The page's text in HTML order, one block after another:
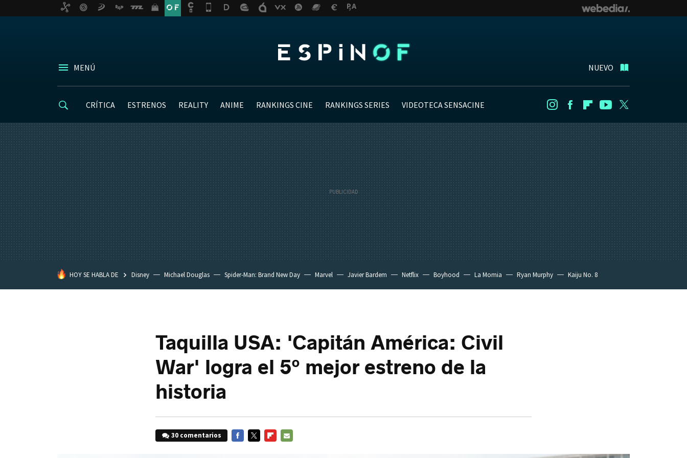
MENÚ NUEVO
CRÍTICA ESTRENOS REALITY ANIME RANKINGS CINE RANKINGS SERIES VIDEOTECA SENSACINE InstagramFacebookFlipboard
Youtube
HOY SE HABLA DE Disney Michael Douglas Spider-Man: Brand New Day Marvel Javier Bardem Netflix Boyhood La Momia Ryan Murphy Kaiju No. 8
Taquilla USA: 'Capitán América: Civil
War' logra el 5º mejor estreno de la
historia
30 comentarios